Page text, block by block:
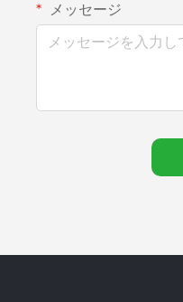
メッセージ